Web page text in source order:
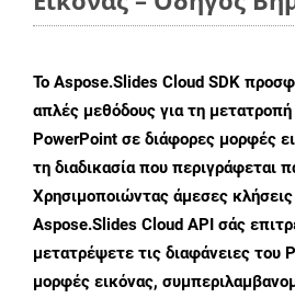
Το Aspose.Slides Cloud SDK
απλές μεθόδους για τη
PowerPoint σε διάφορες μορφές
τη διαδικασία που περιγράφεται
Χρησιμοποιώντας άμεσες
Aspose.Slides Cloud API σάς
μετατρέψετε τις διαφάνειες του
μορφές εικόνας,